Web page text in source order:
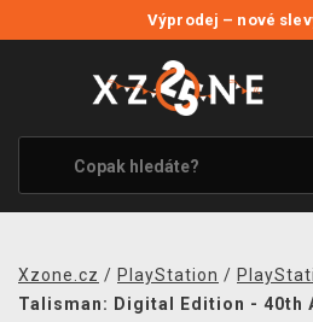
Výprodej – nové
VÝPRODEJ
VIDEOHRY
XZONE ORIGINALS
TÉMATIKY
MERCHANDISE
Xzone.cz / PlayStation /
Talisman: Digital Edition - 40th